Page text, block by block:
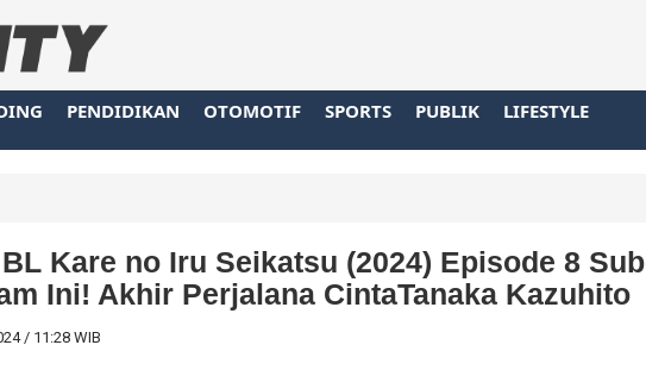
PENDIDIKAN OTOMOTIF SPORTS PUBLIK LIFESTYLE
Kare no Iru Seikatsu (2024) Episode 8 Sub
Ini! Akhir Perjalana CintaTanaka Kazuhito
/ 11:28 WIB